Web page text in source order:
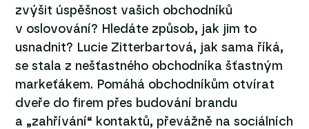
zvýšit úspěšnost vašich obchodníků
v oslovování? Hledáte způsob, jak jim to
usnadnit? Lucie Zitterbartová, jak sama říká,
se stala z nešťastného obchodníka šťastným
markeťákem. Pomáhá obchodníkům otvírat
dveře do firem přes budování brandu
a „zahřívání“ kontaktů, převážně na sociálních